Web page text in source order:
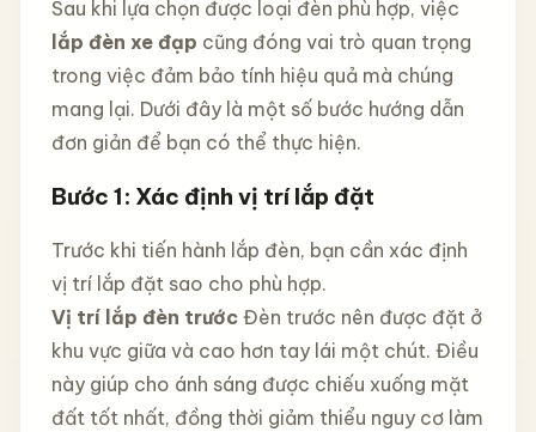
Sau khi lựa chọn được loại đèn phù hợp, việc
lắp đèn xe đạp cũng đóng vai trò quan trọng
trong việc đảm bảo tính hiệu quả mà chúng
mang lại. Dưới đây là một số bước hướng dẫn
đơn giản để bạn có thể thực hiện.
Bước 1: Xác định vị trí lắp đặt
Trước khi tiến hành lắp đèn, bạn cần xác định
vị trí lắp đặt sao cho phù hợp.
Vị trí lắp đèn trướcĐèn trước nên được đặt ở
khu vực giữa và cao hơn tay lái một chút. Điều
này giúp cho ánh sáng được chiếu xuống mặt
đất tốt nhất, đồng thời giảm thiểu nguy cơ làm